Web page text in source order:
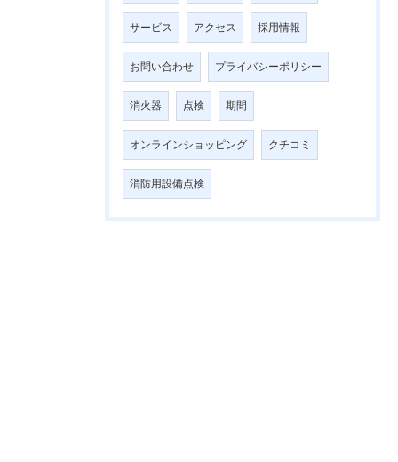
サービス アクセス 採用情報
お問い合わせ プライバシーポリシー
消火器 点検 期間
オンラインショッピング クチコミ
消防用設備点検